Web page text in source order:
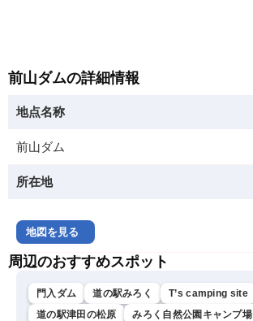
前山ダムの詳細情報
地点名称
前山ダム
所在地
地図を見る
周辺のおすすめスポット
門入ダム 道の駅みろく
T’s camping site
道の駅津田の松原
みろく自然公園キャンプ場